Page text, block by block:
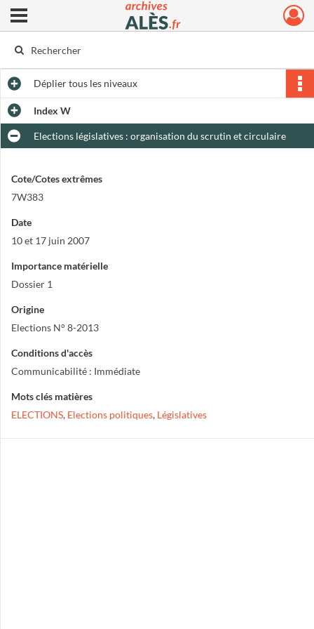
Archives municipales d'Alès
Ouvrir le menu déroulant
Dépliertous les niveaux
Index W
Elections législatives : organisation du scrutin et circulaire
Cote/Cotes extrêmes
7W383
Date
10 et 17 juin 2007
Importance matérielle
Dossier 1
Origine
Elections N° 8-2013
Conditions d'accès
Communicabilité : Immédiate
Mots clés matières
ELECTIONS, Elections politiques, Législatives